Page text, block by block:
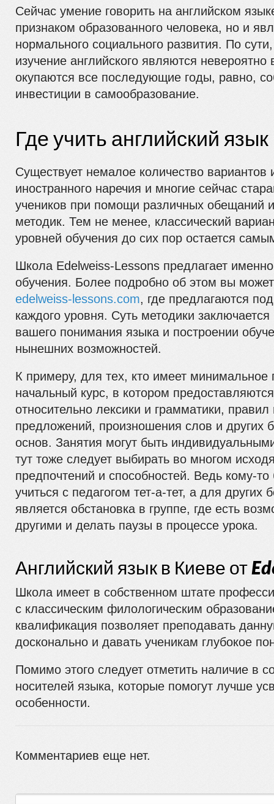
Сейчас умение говорить на английском
признаком образованного человека, но и
нормального социального развития. По
изучение английского являются
окупаются все последующие годы, равно,
инвестиции в самообразование.
Где учить английский
Существует немалое количество вариантов
иностранного наречия и многие сейчас
учеников при помощи различных обещаний
методик. Тем не менее, классический
уровней обучения до сих пор остается
Школа Edelweiss-Lessons предлагает
обучения. Более подробно об этом вы
edelweiss-lessons.com, где предлагаются
каждого уровня. Суть методики
вашего понимания языка и построении
нынешних возможностей.
К примеру, для тех, кто имеет минимальное
начальный курс, в котором
относительно лексики и грамматики, правил
предложений, произношения слов и других
основ. Занятия могут быть
тут тоже следует выбирать во многом
предпочтений и способностей. Ведь кому-
учиться с педагогом тет-а-тет, а для других
является обстановка в группе, где есть
другими и делать паузы в процессе урока.
Английский язык в Киеве от
Школа имеет в собственном штате
с классическим филологическим
квалификация позволяет преподавать
досконально и давать ученикам глубокое
Помимо этого следует отметить наличие в
носителей языка, которые помогут лучше
особенности.
Комментариев еще нет.